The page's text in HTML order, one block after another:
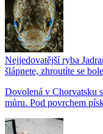
Nejjedovatější ryba
šlápnete, zhroutíte se
Dovolená v Chorvatsku
můru. Pod povrchem